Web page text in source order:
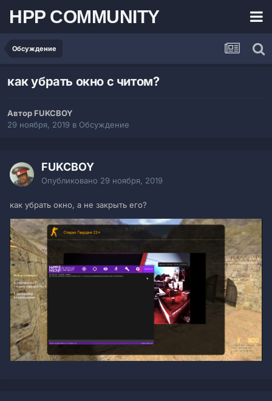
HPP COMMUNITY
Обсуждение
как убрать окно с читом?
Автор FUKCBOY
29 ноября, 2019 в Обсуждение
FUKCBOY
Опубликовано 29 ноября, 2019
как убрать окно, а не закрыть его?